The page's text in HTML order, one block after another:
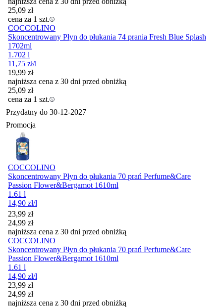
25,09 zł
cena za 1 szt.
COCCOLINO
Skoncentrowany Płyn do płukania 74 prania Fresh Blue Splash
1702ml
1.702 l
11,75 zł/l
19,99 zł
najniższa cena z 30 dni przed obniżką
25,09 zł
cena za 1 szt.
Przydatny do 30-12-2027
Promocja
COCCOLINO
Skoncentrowany Płyn do płukania 70 prań Perfume&Care
Passion Flower&Bergamot 1610ml
1.61 l
14,90 zł/l
Cena promocyjna
23,99 zł
24,99 zł
najniższa cena z 30 dni przed obniżką
COCCOLINO
Skoncentrowany Płyn do płukania 70 prań Perfume&Care
Passion Flower&Bergamot 1610ml
1.61 l
14,90 zł/l
Cena promocyjna
23,99 zł
24,99 zł
najniższa cena z 30 dni przed obniżką